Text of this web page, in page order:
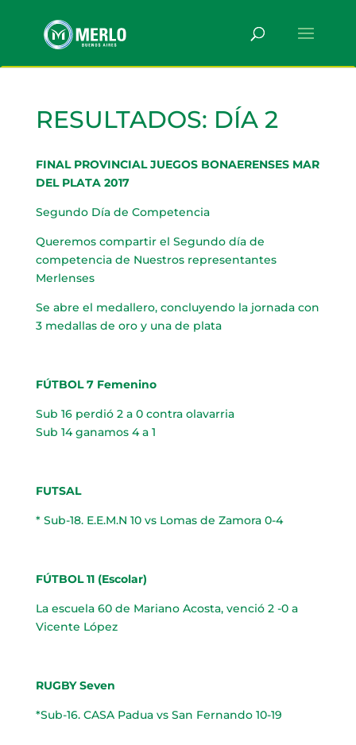
RESULTADOS: DÍA 2
FINAL PROVINCIAL JUEGOS BONAERENSES MAR
DEL PLATA 2017
Segundo Día de Competencia
Queremos compartir el Segundo día de
competencia de Nuestros representantes
Merlenses
Se abre el medallero, concluyendo la jornada con
3 medallas de oro y una de plata
FÚTBOL 7 Femenino
Sub 16 perdió 2 a 0 contra olavarria
Sub 14 ganamos 4 a 1
FUTSAL
* Sub-18. E.E.M.N 10 vs Lomas de Zamora 0-4
FÚTBOL 11 (Escolar)
La escuela 60 de Mariano Acosta, venció 2 -0 a
Vicente López
RUGBY Seven
*Sub-16. CASA Padua vs San Fernando 10-19